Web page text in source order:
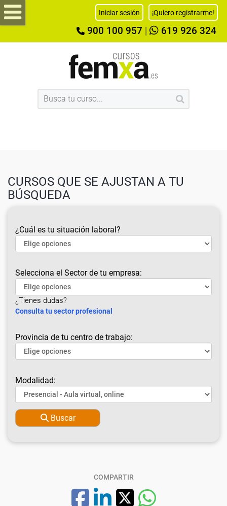
Iniciar sesión ¡Quiero registrarme!
900 100 957 619 926 324
CURSOS QUE SE AJUSTAN A TU
BÚSQUEDA
¿Cuál es tu situación laboral?
Selecciona el Sector de tu empresa:
¿Tienes dudas?
Consulta tu sector profesional
Provincia de tu centro de trabajo:
Modalidad:
Buscar
COMPARTIR